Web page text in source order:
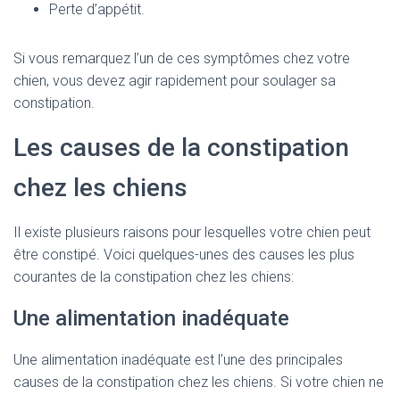
Perte d’appétit.
Si vous remarquez l’un de ces symptômes chez votre
chien, vous devez agir rapidement pour soulager sa
constipation.
Les causes de la constipation
chez les chiens
Il existe plusieurs raisons pour lesquelles votre chien peut
être constipé. Voici quelques-unes des causes les plus
courantes de la constipation chez les chiens:
Une alimentation inadéquate
Une alimentation inadéquate est l’une des principales
causes de la constipation chez les chiens. Si votre chien ne